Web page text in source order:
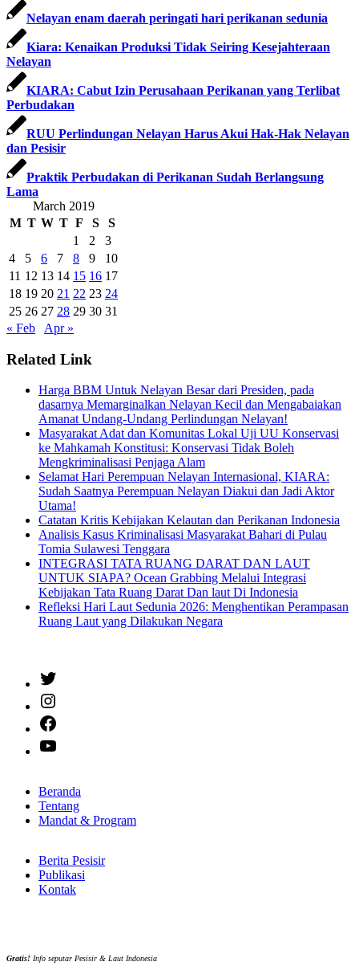
Nelayan enam daerah peringati hari perikanan sedunia
Kiara: Kenaikan Produksi Tidak Seiring Kesejahteraan
Nelayan
KIARA: Cabut Izin Perusahaan Perikanan yang Terlibat
Perbudakan
RUU Perlindungan Nelayan Harus Akui Hak-Hak Nelayan
dan Pesisir
Praktik Perbudakan di Perikanan Sudah Berlangsung
Lama
March 2019
M T W T F S
S
1
2
3
4
5 6 7 8 9
10
11 12 13 14 15 16 17
18 19 20 21 22 23 24
25 26 27 28 29 30 31
« Feb
Apr »
Related Link
Harga BBM Untuk Nelayan Besar dari Presiden, pada
dasarnya Memarginalkan Nelayan Kecil dan Mengabaiakan
Amanat Undang-Undang Perlindungan Nelayan!
Masyarakat Adat dan Komunitas Lokal Uji UU Konservasi
ke Mahkamah Konstitusi: Konservasi Tidak Boleh
Mengkriminalisasi Penjaga Alam
Selamat Hari Perempuan Nelayan Internasional, KIARA:
Sudah Saatnya Perempuan Nelayan Diakui dan Jadi Aktor
Utama!
Catatan Kritis Kebijakan Kelautan dan Perikanan Indonesia
Analisis Kasus Kriminalisasi Masyarakat Bahari di Pulau
Tomia Sulawesi Tenggara
INTEGRASI TATA RUANG DARAT DAN LAUT
UNTUK SIAPA? Ocean Grabbing Melalui Integrasi
Kebijakan Tata Ruang Darat Dan laut Di Indonesia
Refleksi Hari Laut Sedunia 2026: Menghentikan Perampasan
Ruang Laut yang Dilakukan Negara
Beranda
Tentang
Mandat & Program
Berita Pesisir
Publikasi
Kontak
Gratis! Info seputar Pesisir & Laut Indonesia